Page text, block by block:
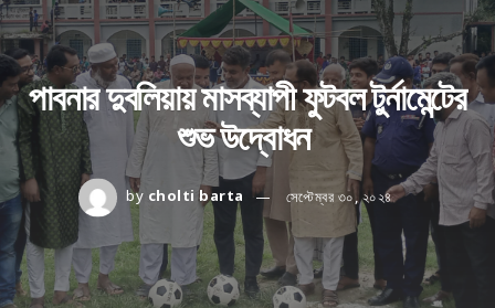
পাবনার দুবলিয়ায় মাসব্যাপী ফুটবল টুর্নামেন্টের
শুভ উদ্বোধন
by cholti barta সেপ্টেম্বর ৩০, ২০২৪